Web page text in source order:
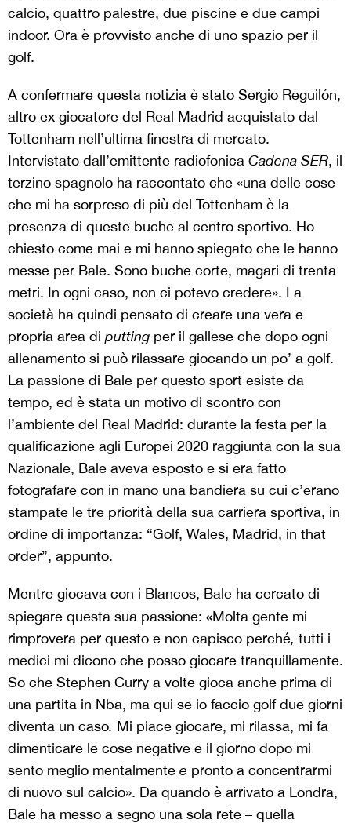
calcio, quattro palestre, due piscine e due campi
indoor. Ora è provvisto anche di uno spazio per il
golf.
A confermare questa notizia è stato Sergio Reguilón,
altro ex giocatore del Real Madrid acquistato dal
Tottenham nell’ultima finestra di mercato.
Intervistato dall’emittente radiofonica Cadena SER, il
terzino spagnolo ha raccontato che «una delle cose
che mi ha sorpreso di più del Tottenham è la
presenza di queste buche al centro sportivo. Ho
chiesto come mai e mi hanno spiegato che le hanno
messe per Bale. Sono buche corte, magari di trenta
metri. In ogni caso, non ci potevo credere». La
società ha quindi pensato di creare una vera e
propria area di putting per il gallese che dopo ogni
allenamento si può rilassare giocando un po’ a golf.
La passione di Bale per questo sport esiste da
tempo, ed è stata un motivo di scontro con
l’ambiente del Real Madrid: durante la festa per la
qualificazione agli Europei 2020 raggiunta con la sua
Nazionale, Bale aveva esposto e si era fatto
fotografare con in mano una bandiera su cui c’erano
stampate le tre priorità della sua carriera sportiva, in
ordine di importanza: “Golf, Wales, Madrid, in that
order”, appunto.
Mentre giocava con i Blancos, Bale ha cercato di
spiegare questa sua passione: «Molta gente mi
rimprovera per questo e non capisco perché, tutti i
medici mi dicono che posso giocare tranquillamente.
So che Stephen Curry a volte gioca anche prima di
una partita in Nba, ma qui se io faccio golf due giorni
diventa un caso. Mi piace giocare, mi rilassa, mi fa
dimenticare le cose negative e il giorno dopo mi
sento meglio mentalmente e pronto a concentrarmi
di nuovo sul calcio». Da quando è arrivato a Londra,
Bale ha messo a segno una sola rete – quella